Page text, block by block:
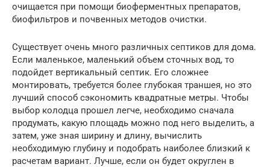
очищается при помощи биоферментных препаратов,
биофильтров и почвенных методов очистки.
Существует очень много различных септиков для дома.
Если маленькое, маленький объем сточных вод, то
подойдет вертикальный септик. Его сложнее
монтировать, требуется более глубокая траншея, но это
лучший способ сэкономить квадратные метры. Чтобы
выбор колодца прошел легче, необходимо сначала
продумать, какую площадь можно под него выделить, а
затем, уже зная ширину и длину, вычислить
необходимую глубину и подобрать наиболее близкий к
расчетам вариант. Лучше, если он будет округлен в